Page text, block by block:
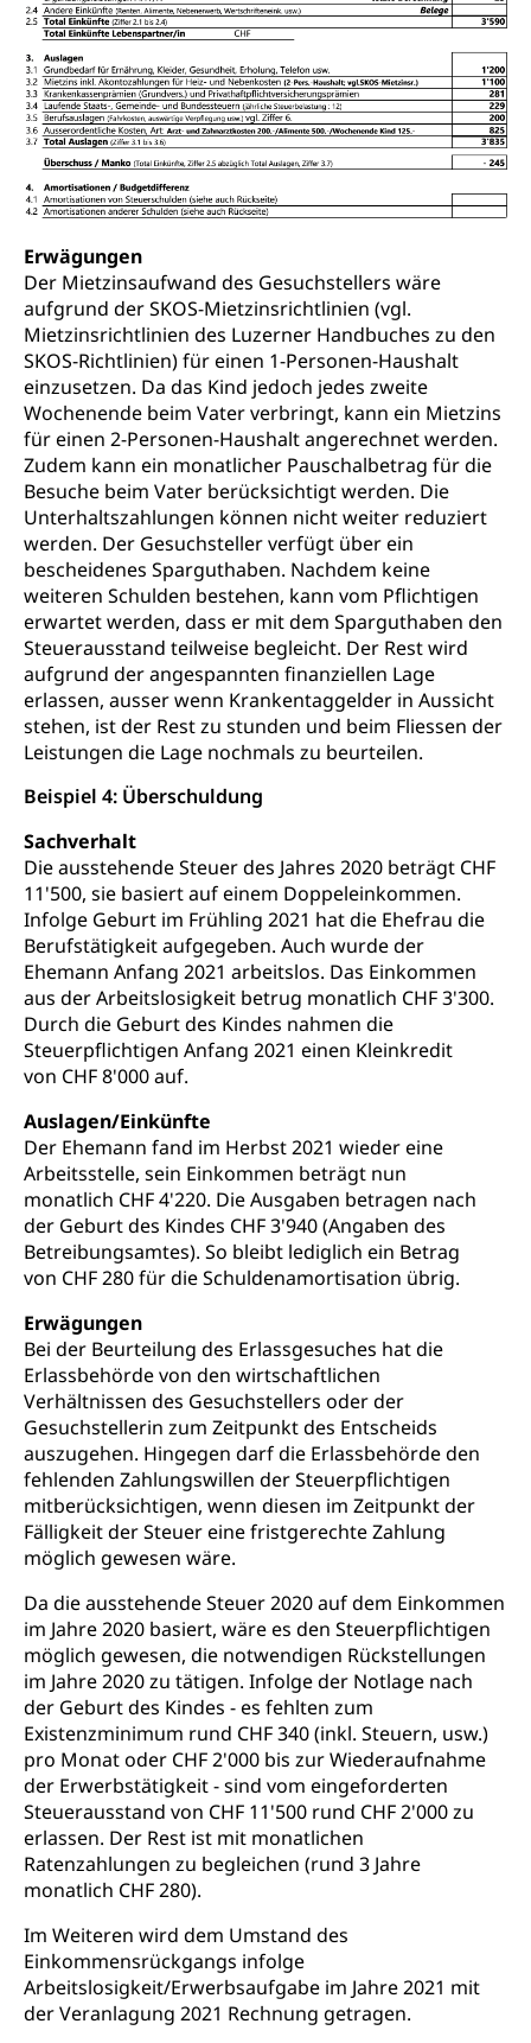
Erwägungen
Der Mietzinsaufwand des Gesuchstellers wäre
aufgrund der SKOS-Mietzinsrichtlinien (vgl.
Mietzinsrichtlinien des Luzerner Handbuches zu den
SKOS-Richtlinien) für einen 1-Personen-Haushalt
einzusetzen. Da das Kind jedoch jedes zweite
Wochenende beim Vater verbringt, kann ein Mietzins
für einen 2-Personen-Haushalt angerechnet werden.
Zudem kann ein monatlicher Pauschalbetrag für die
Besuche beim Vater berücksichtigt werden. Die
Unterhaltszahlungen können nicht weiter reduziert
werden. Der Gesuchsteller verfügt über ein
bescheidenes Sparguthaben. Nachdem keine
weiteren Schulden bestehen, kann vom Pflichtigen
erwartet werden, dass er mit dem Sparguthaben den
Steuerausstand teilweise begleicht. Der Rest wird
aufgrund der angespannten finanziellen Lage
erlassen, ausser wenn Krankentaggelder in Aussicht
stehen, ist der Rest zu stunden und beim Fliessen der
Leistungen die Lage nochmals zu beurteilen.
Beispiel 4: Überschuldung
Sachverhalt
Die ausstehende Steuer des Jahres 2020 beträgt CHF
11'500, sie basiert auf einem Doppeleinkommen.
Infolge Geburt im Frühling 2021 hat die Ehefrau die
Berufstätigkeit aufgegeben. Auch wurde der
Ehemann Anfang 2021 arbeitslos. Das Einkommen
aus der Arbeitslosigkeit betrug monatlich CHF 3'300.
Durch die Geburt des Kindes nahmen die
Steuerpflichtigen Anfang 2021 einen Kleinkredit
von CHF 8'000 auf.
Auslagen/Einkünfte
Der Ehemann fand im Herbst 2021 wieder eine
Arbeitsstelle, sein Einkommen beträgt nun
monatlich CHF 4'220. Die Ausgaben betragen nach
der Geburt des Kindes CHF 3'940 (Angaben des
Betreibungsamtes). So bleibt lediglich ein Betrag
von CHF 280 für die Schuldenamortisation übrig.
Erwägungen
Bei der Beurteilung des Erlassgesuches hat die
Erlassbehörde von den wirtschaftlichen
Verhältnissen des Gesuchstellers oder der
Gesuchstellerin zum Zeitpunkt des Entscheids
auszugehen. Hingegen darf die Erlassbehörde den
fehlenden Zahlungswillen der Steuerpflichtigen
mitberücksichtigen, wenn diesen im Zeitpunkt der
Fälligkeit der Steuer eine fristgerechte Zahlung
möglich gewesen wäre.
Da die ausstehende Steuer 2020 auf dem Einkommen
im Jahre 2020 basiert, wäre es den Steuerpflichtigen
möglich gewesen, die notwendigen Rückstellungen
im Jahre 2020 zu tätigen. Infolge der Notlage nach
der Geburt des Kindes - es fehlten zum
Existenzminimum rund CHF 340 (inkl. Steuern, usw.)
pro Monat oder CHF 2'000 bis zur Wiederaufnahme
der Erwerbstätigkeit - sind vom eingeforderten
Steuerausstand von CHF 11'500 rund CHF 2'000 zu
erlassen. Der Rest ist mit monatlichen
Ratenzahlungen zu begleichen (rund 3 Jahre
monatlich CHF 280).
Im Weiteren wird dem Umstand des
Einkommensrückgangs infolge
Arbeitslosigkeit/Erwerbsaufgabe im Jahre 2021 mit
der Veranlagung 2021 Rechnung getragen.